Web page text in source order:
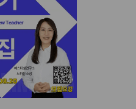
기도회, ‘왕의 기
국교회·다음세대
를 지키며 하나 된